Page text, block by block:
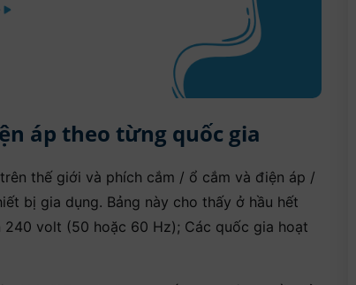
áp theo từng quốc gia
thế giới và phích cắm / ổ cắm và điện áp /
bị gia dụng. Bảng này cho thấy ở hầu hết
volt (50 hoặc 60 Hz); Các quốc gia hoạt